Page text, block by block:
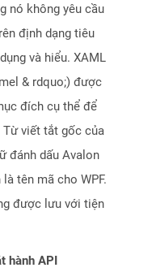
nó không yêu cầu
định dạng tiêu
và hiểu. XAML
& rdquo;) được
đích cụ thể để
viết tắt gốc của
đánh dấu Avalon
tên mã cho WPF.
được lưu với tiện
hành API